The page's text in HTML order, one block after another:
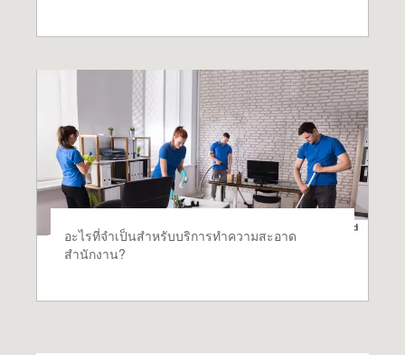
อะไรที่จำเป็นสำหรับบริการทำความสะอาด
สำนักงาน?